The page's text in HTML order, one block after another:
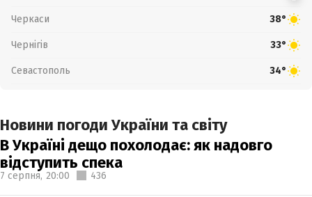
Черкаси 38°
Чернігів 33°
Севастополь 34°
Новини погоди України та світу
В Україні дещо похолодає: як надовго
відступить спека
7 серпня, 20:00 436